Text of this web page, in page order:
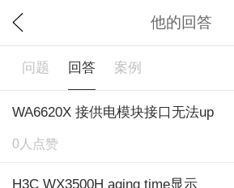
他的回答
问题 回答 案例
WA6620X 接供电模块接口无法up
0人点赞
H3C WX3500H aging time显示